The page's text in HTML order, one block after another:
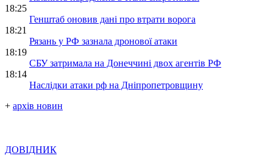
18:25
Генштаб оновив дані про втрати ворога
18:21
Рязань у РФ зазнала дронової атаки
18:19
СБУ затримала на Донеччині двох агентів РФ
18:14
Наслідки атаки рф на Дніпропетровщину
+ архів новин
ДОВІДНИК